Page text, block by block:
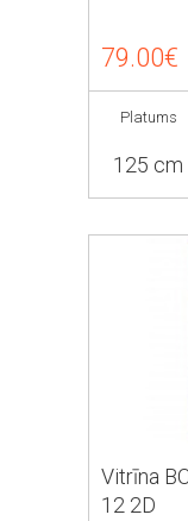
79.00€
Platums
125 cm
Vitrīna
12 2D